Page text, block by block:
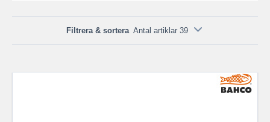
Filtrera & sortera Antal artiklar 39